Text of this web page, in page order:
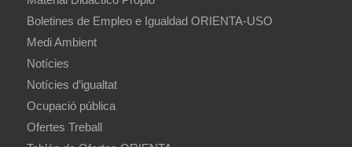
Boletines de Empleo e Igualdad ORIENTA-USO
Medi Ambient
Notícies
Notícies d’igualtat
Ocupació pública
Ofertes Treball